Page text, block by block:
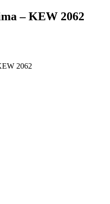
– KEW 2062
2062